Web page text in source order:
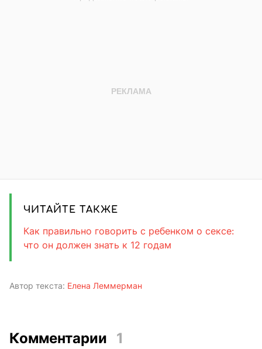
ЧИТАЙТЕ ТАКЖЕ
Как правильно говорить с ребенком о сексе:
что он должен знать к 12 годам
Автор текста: Елена Леммерман
Комментарии 1